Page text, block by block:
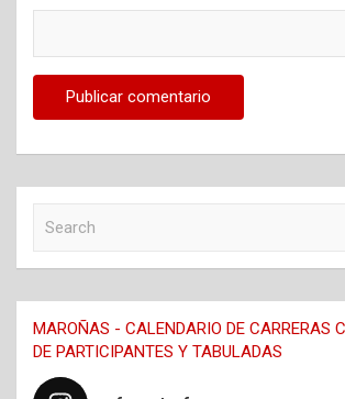
c
h
MAROÑAS - CALENDARIO DE CARRERAS
DE PARTICIPANTES Y TABULADAS